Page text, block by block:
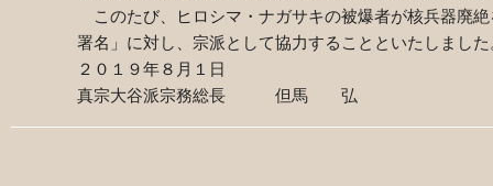
このたび、ヒロシマ・ナガサキの被爆者が核兵器廃
署名」に対し、宗派として協力することといたしまし
２０１９年８月１日
真宗大谷派宗務総長 但馬 弘